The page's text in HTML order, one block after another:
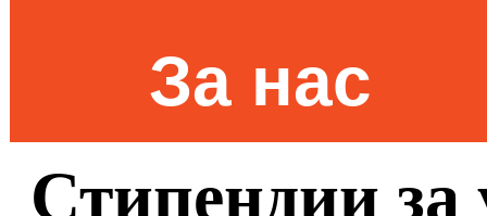
За нас
Стипендии